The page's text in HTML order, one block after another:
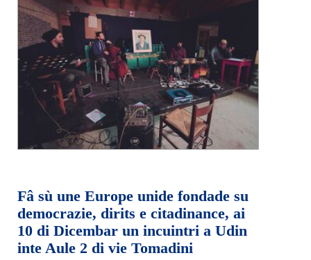
Fâ sù une Europe unide fondade su
democrazie, dirits e citadinance, ai
10 di Dicembar un incuintri a Udin
inte Aule 2 di vie Tomadini